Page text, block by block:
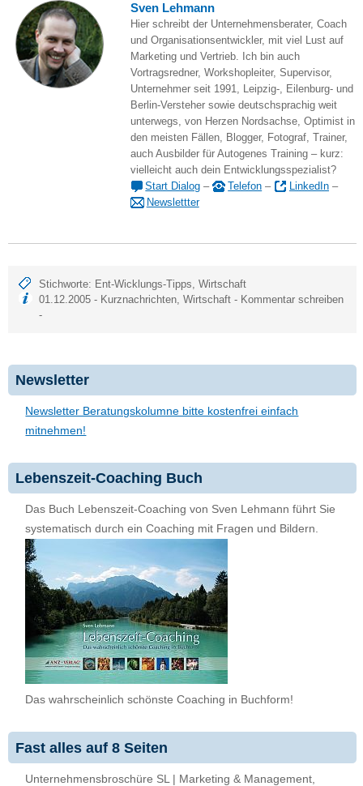
Sven Lehmann
Hier schreibt der Unternehmensberater, Coach
und Organisationsentwickler, mit viel Lust auf
Marketing und Vertrieb. Ich bin auch
Vortragsredner, Workshopleiter, Supervisor,
Unternehmer seit 1991, Leipzig-, Eilenburg- und
Berlin-Versteher sowie deutschsprachig weit
unterwegs, von Herzen Nordsachse, Optimist in
den meisten Fällen, Blogger, Fotograf, Trainer,
auch Ausbilder für Autogenes Training – kurz:
vielleicht auch dein Entwicklungsspezialist?
Start Dialog – Telefon – LinkedIn –
Newslettter
Stichworte: Ent-Wicklungs-Tipps ,Wirtschaft
01.12.2005 - Kurznachrichten ,Wirtschaft - Kommentar schreiben
-
Newsletter
Newsletter Beratungskolumne bitte kostenfrei einfach
mitnehmen!
Lebenszeit-Coaching Buch
Das Buch Lebenszeit-Coaching von Sven Lehmann führt Sie
systematisch durch ein Coaching mit Fragen und Bildern.
Das wahrscheinlich schönste Coaching in Buchform!
Fast alles auf 8 Seiten
Unternehmensbroschüre SL | Marketing & Management,